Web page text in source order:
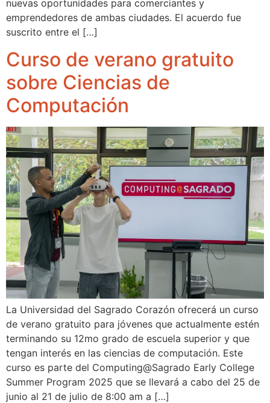
nuevas oportunidades para comerciantes y
emprendedores de ambas ciudades. El acuerdo fue
suscrito entre el […]
Curso de verano gratuito
sobre Ciencias de
Computación
La Universidad del Sagrado Corazón ofrecerá un curso
de verano gratuito para jóvenes que actualmente estén
terminando su 12mo grado de escuela superior y que
tengan interés en las ciencias de computación. Este
curso es parte del Computing@Sagrado Early College
Summer Program 2025 que se llevará a cabo del 25 de
junio al 21 de julio de 8:00 am a […]